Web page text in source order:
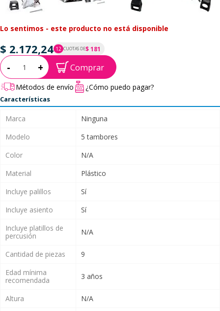
Lo sentimos - este producto no está disponible
$ 2.172,24 12 CUOTAS DE$ 181
P.T.F. $ 2.172
Cantidad:
- + Comprar
Métodos de envío ¿Cómo puedo pagar?
Características
Marca
Ninguna
Modelo
5 tambores
Color
N/A
Material
Plástico
Incluye palillos
Sí
Incluye asiento
Sí
Incluye platillos de
percusión
N/A
Cantidad de piezas
9
Edad mínima
recomendada
3 años
Altura
N/A